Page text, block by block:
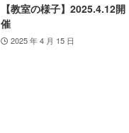
【教室の様子】2025.4.12開
催
2025 年 4 月 15 日